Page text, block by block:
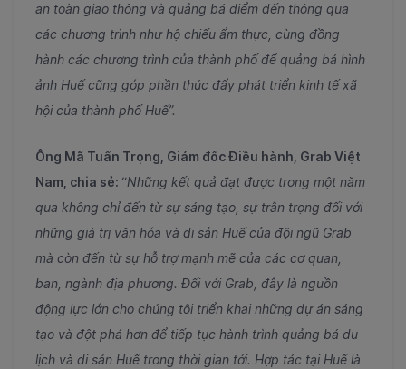
an toàn giao thông và quảng bá điểm đến thông qua
các chương trình như hộ chiếu ẩm thực, cùng đồng
hành các chương trình của thành phố để quảng bá hình
ảnh Huế cũng góp phần thúc đẩy phát triển kinh tế xã
hội của thành phố Huế”.
Ông Mã Tuấn Trọng, Giám đốc Điều hành, Grab Việt
Nam, chia sẻ: “Những kết quả đạt được trong một năm
qua không chỉ đến từ sự sáng tạo, sự trân trọng đối với
những giá trị văn hóa và di sản Huế của đội ngũ Grab
mà còn đến từ sự hỗ trợ mạnh mẽ của các cơ quan,
ban, ngành địa phương. Đối với Grab, đây là nguồn
động lực lớn cho chúng tôi triển khai những dự án sáng
tạo và đột phá hơn để tiếp tục hành trình quảng bá du
lịch và di sản Huế trong thời gian tới. Hợp tác tại Huế là